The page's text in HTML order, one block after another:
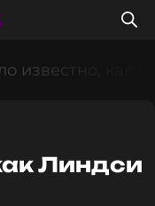
известно, как
Линдси